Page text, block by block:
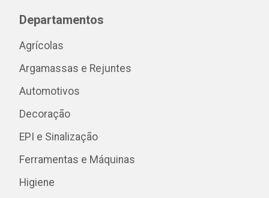
Departamentos
Agrícolas
Argamassas e Rejuntes
Automotivos
Decoração
EPI e Sinalização
Ferramentas e Máquinas
Higiene